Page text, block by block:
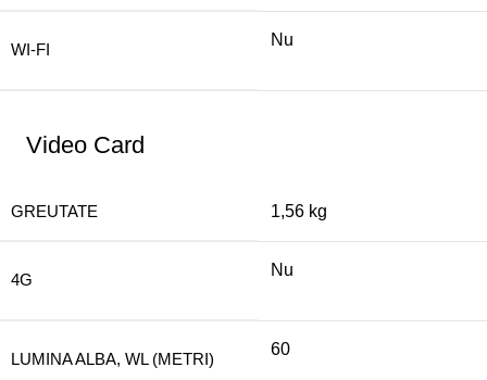
WI-FI
Nu
Video Card
GREUTATE 1,56 kg
4G
Nu
LUMINA ALBA, WL (METRI)
60